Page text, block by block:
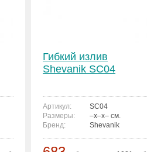
Гибкий излив
Shevanik SC04
Артикул:
SC04
Размеры:
–x–x– см.
Бренд:
Shevanik